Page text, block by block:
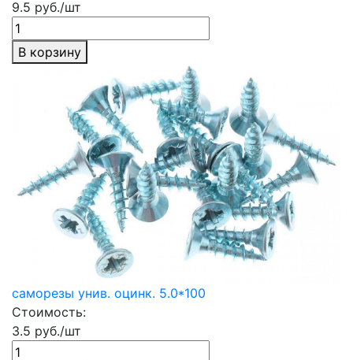
9.5 руб./шт
В корзину
саморезы унив. оцинк. 5.0*100
Стоимость:
3.5 руб./шт